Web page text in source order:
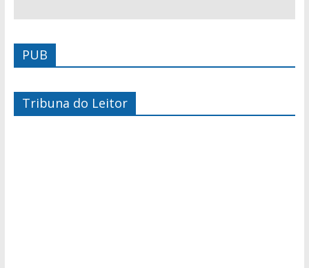
PUB
Tribuna do Leitor